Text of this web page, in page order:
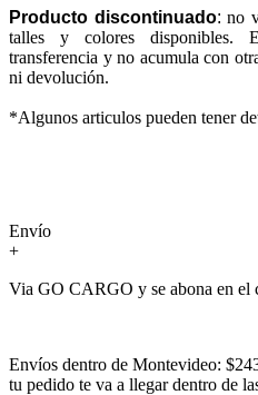
Producto discontinuado: no
talles y colores disponibles.
transferencia y no acumula con
ni devolución.
*Algunos articulos pueden tener
Envío
+
Via GO CARGO y se abona en el
Envíos dentro de Montevideo:
tu pedido te va a llegar dentro de